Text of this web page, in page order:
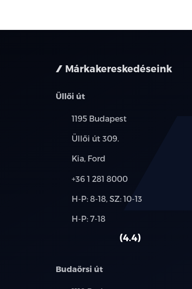
Márkakereskedéseink
Üllői út
Település:
1195 Budapest
Cím:
Üllői út 309.
Márkák:
Kia, Ford
Telefon:
+36 1 281 8000
Új-
használt
H-P: 8-18, SZ: 10-13
Alkatrész,
H-P: 7-18
4.4
Budaörsi út